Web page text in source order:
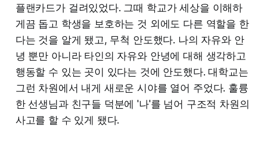
플랜카드가 걸려있었다. 그때 학교가 세상을 이해하
게끔 돕고 학생을 보호하는 것 외에도 다른 역할을 한
다는 것을 알게 됐고, 무척 안도했다. 나의 자유와 안
녕 뿐만 아니라 타인의 자유와 안녕에 대해 생각하고
행동할 수 있는 곳이 있다는 것에 안도했다. 대학교는
그런 차원에서 내게 새로운 시야를 열어 주었다. 훌륭
한 선생님과 친구들 덕분에 '나'를 넘어 구조적 차원의
사고를 할 수 있게 됐다.